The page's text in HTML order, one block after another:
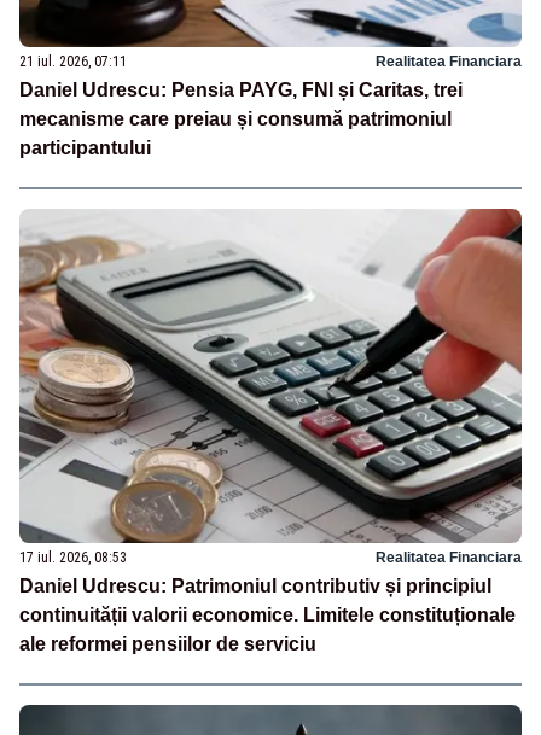
21 iul. 2026, 07:11 Realitatea Financiara
Daniel Udrescu: Pensia PAYG, FNI și Caritas, trei
mecanisme care preiau și consumă patrimoniul
participantului
17 iul. 2026, 08:53 Realitatea Financiara
Daniel Udrescu: Patrimoniul contributiv și principiul
continuității valorii economice. Limitele constituționale
ale reformei pensiilor de serviciu